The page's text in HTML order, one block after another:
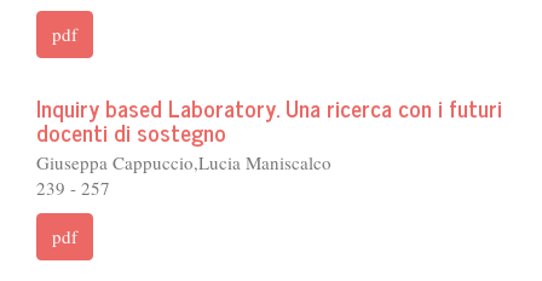
pdf
Inquiry based Laboratory. Una ricerca con i futuri
docenti di sostegno
Giuseppa Cappuccio,Lucia Maniscalco
239 - 257
pdf